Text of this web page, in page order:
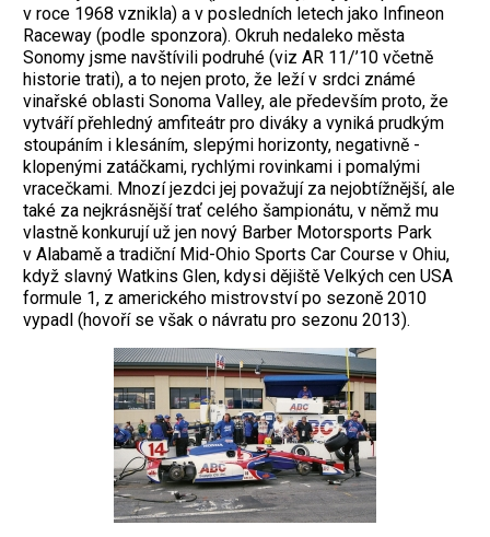
v roce 1968 vznikla) a v posledních letech jako Infineon
Raceway (podle sponzora). Okruh nedaleko města
Sonomy jsme navštívili podruhé (viz AR 11/’10 včetně
historie trati), a to nejen proto, že leží v srdci známé
vinařské oblasti Sonoma Valley, ale především proto, že
vytváří přehledný amfiteátr pro diváky a vyniká prudkým
stoupáním i klesáním, slepými horizonty, negativně ­
klopenými zatáčkami, rychlými rovinkami i pomalými
vracečkami. Mnozí jezdci jej ­považují za nejobtížnější, ale
také za nejkrásnější trať celého šampionátu, v němž mu
vlastně konkurují už jen nový Barber Motorsports Park
v Alabamě a tradiční Mid-Ohio Sports Car Course v Ohiu,
když slavný ­Watkins Glen, kdysi dějiště Velkých cen USA
formule 1, z amerického mistrovství po sezoně 2010
vypadl (hovoří se však o návratu pro sezonu 2013).